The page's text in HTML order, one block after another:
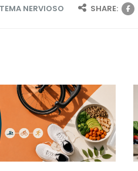
NERVIOSO SHARE: